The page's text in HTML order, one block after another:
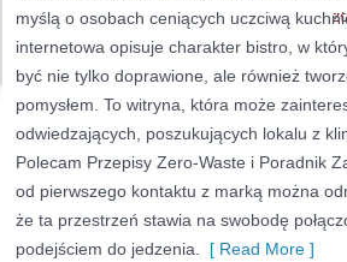
myślą o osobach ceniących uczciwą
internetowa opisuje charakter bistro, w
być nie tylko doprawione, ale również
pomysłem. To witryna, która może
odwiedzających, poszukujących lokalu z
Polecam Przepisy Zero-Waste i Poradnik
od pierwszego kontaktu z marką można
że ta przestrzeń stawia na swobodę
podejściem do jedzenia.
[ Read More ]